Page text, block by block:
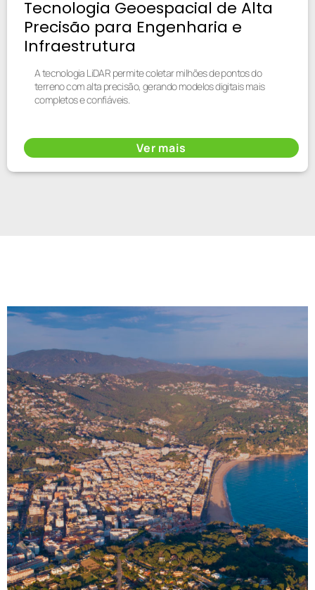
Tecnologia Geoespacial de Alta
Precisão para Engenharia e
Infraestrutura
A tecnologia LiDAR permite coletar milhões de pontos do
terreno com alta precisão, gerando modelos digitais mais
completos e confiáveis.
Ver mais